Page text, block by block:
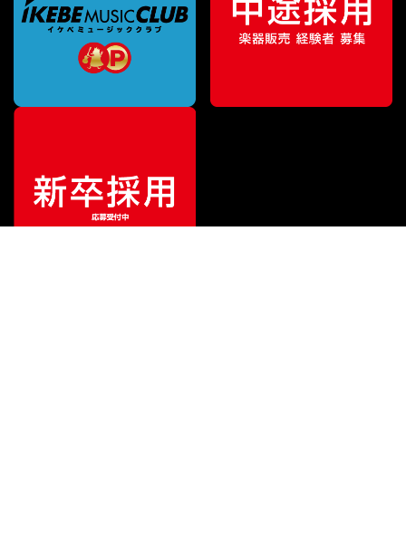
販売価格¥470,140 （税込）